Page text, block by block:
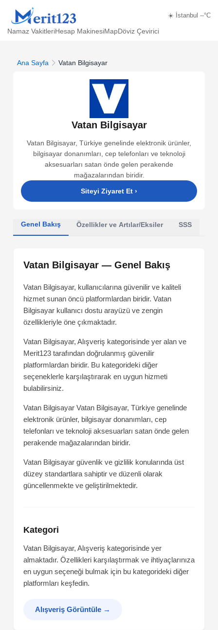
☀️ İstanbul --°C
Namaz VakitleriHesap MakinesiMapDöviz Çevirici
Ana Sayfa Vatan Bilgisayar
Vatan Bilgisayar
Vatan Bilgisayar, Türkiye genelinde elektronik ürünler,
bilgisayar donanımları, cep telefonları ve teknoloji
aksesuarları satan önde gelen perakende
mağazalarından biridir.
Siteyi Ziyaret Et ›
Genel Bakış Özellikler ve Artılar/Eksiler SSS
Vatan Bilgisayar — Genel Bakış
Vatan Bilgisayar, kullanıcılarına güvenilir ve kaliteli
hizmet sunan öncü platformlardan biridir. Vatan
Bilgisayar kullanıcı dostu arayüzü ve zengin
özellikleriyle öne çıkmaktadır.
Vatan Bilgisayar, Alışveriş kategorisinde yer alan ve
Merit123 tarafından doğrulanmış güvenilir
platformlardan biridir. Bu kategorideki diğer
seçeneklerle karşılaştırarak en uygun hizmeti
bulabilirsiniz.
Vatan Bilgisayar Vatan Bilgisayar, Türkiye genelinde
elektronik ürünler, bilgisayar donanımları, cep
telefonları ve teknoloji aksesuarları satan önde gelen
perakende mağazalarından biridir.
Vatan Bilgisayar güvenlik ve gizlilik konularında üst
düzey standartlara sahiptir ve düzenli olarak
güncellenmekte ve geliştirilmektedir.
Kategori
Vatan Bilgisayar, Alışveriş kategorisinde yer
almaktadır. Özellikleri karşılaştırmak ve ihtiyaçlarınıza
en uygun seçeneği bulmak için bu kategorideki diğer
platformları keşfedin.
Alışveriş Görüntüle →